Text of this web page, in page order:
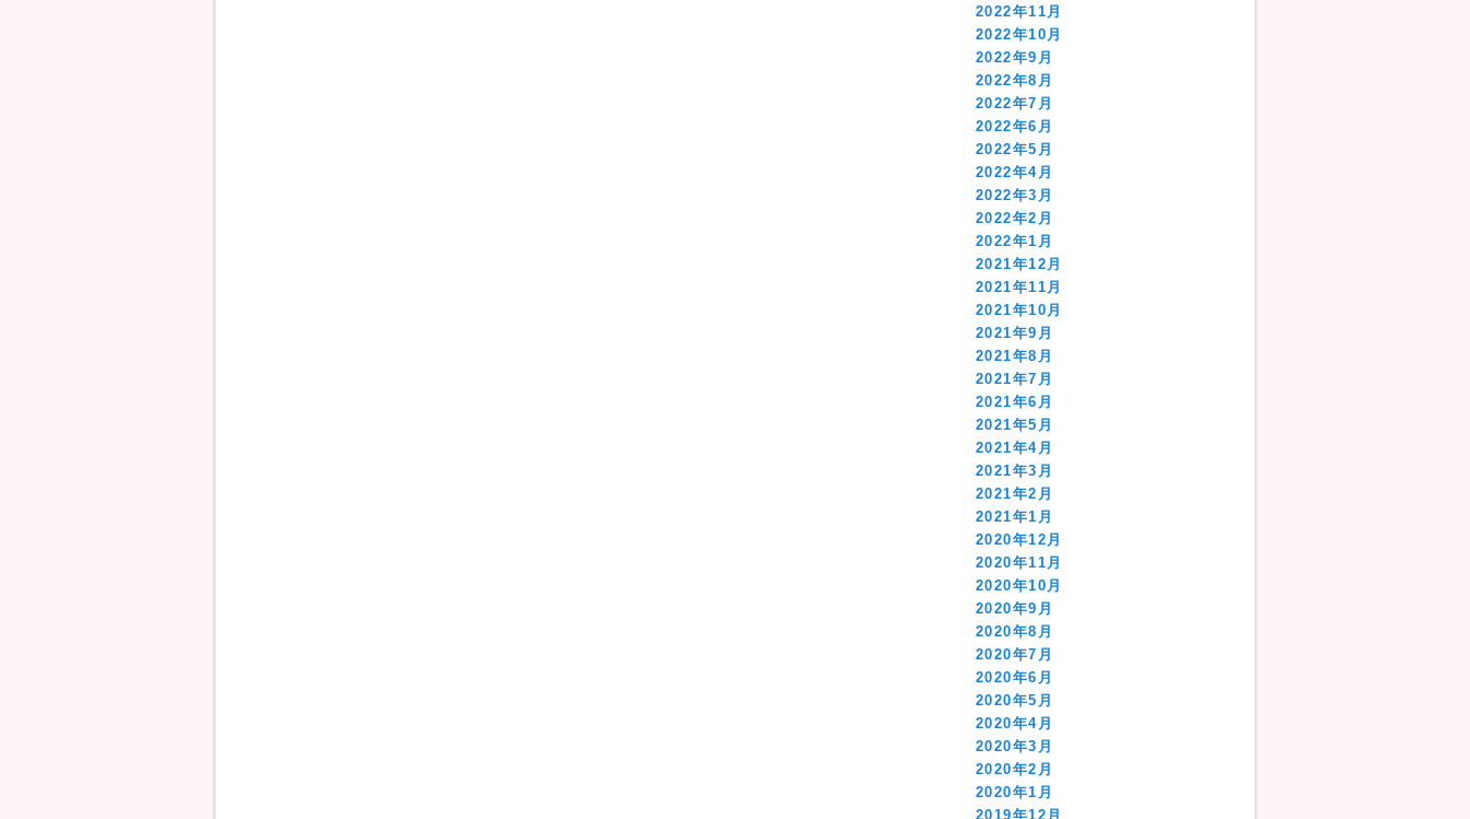
2022年11月
2022年10月
2022年9月
2022年8月
2022年7月
2022年6月
2022年5月
2022年4月
2022年3月
2022年2月
2022年1月
2021年12月
2021年11月
2021年10月
2021年9月
2021年8月
2021年7月
2021年6月
2021年5月
2021年4月
2021年3月
2021年2月
2021年1月
2020年12月
2020年11月
2020年10月
2020年9月
2020年8月
2020年7月
2020年6月
2020年5月
2020年4月
2020年3月
2020年2月
2020年1月
2019年12月